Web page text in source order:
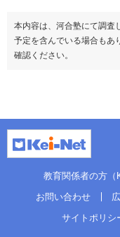
本内容は、河合塾にて調査
予定を含んでいる場合もあ
確認ください。
教育関係者の方（
お問い合わせ
サイトポリシ